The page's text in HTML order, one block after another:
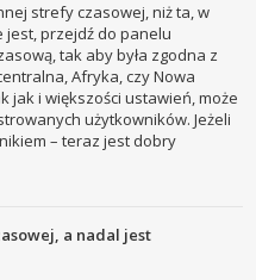
strefy czasowej, niż ta, w
jest, przejdź do panelu
tak aby była zgodna z
Afryka, czy Nowa
jak i większości ustawień, może
użytkowników. Jeżeli
– teraz jest dobry
a nadal jest